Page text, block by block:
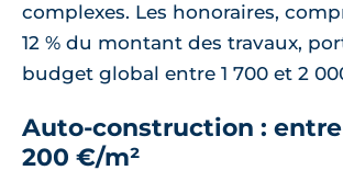
complexes. Les honoraires,
12 % du montant des travaux,
budget global entre 1 700 et 2
Auto-construction : entre
200 €/m²